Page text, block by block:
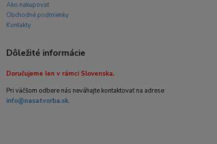
Ako nakupovať
Obchodné podmienky
Kontakty
Dôležité informácie
Doručujeme len v rámci Slovenska.
Pri väčšom odbere nás neváhajte kontaktovať na adrese
info@nasatvorba.sk.